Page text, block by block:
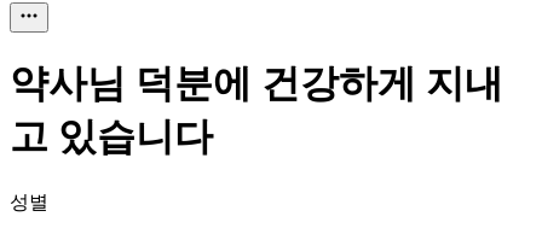
약사님 덕분에 건강하게 지내
고 있습니다
성별